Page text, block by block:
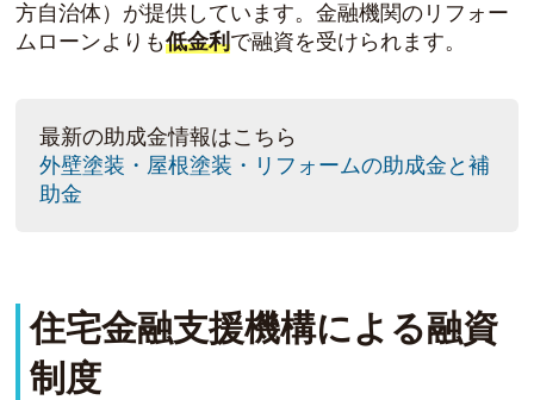
方自治体）が提供しています。金融機関のリフォー
ムローンよりも低金利で融資を受けられます。
最新の助成金情報はこちら
外壁塗装・屋根塗装・リフォームの助成金と補
助金
住宅金融支援機構による融資
制度